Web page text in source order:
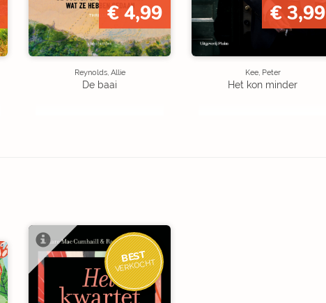
€ 4,99
Reynolds, Allie
De baai
€ 3,99
Kee, Peter
Het kon minder
BEST
VERKOCHT